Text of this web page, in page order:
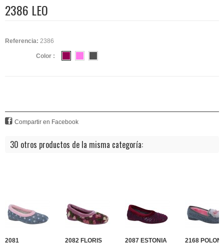
2386 LEO
Referencia: 2386
Color :
Compartir en Facebook
30 otros productos de la misma categoría:
2081 2082 FLORIS 2087 ESTONIA 2168